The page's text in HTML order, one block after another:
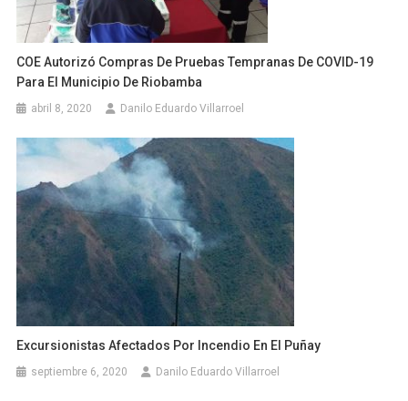
COE Autorizó Compras De Pruebas Tempranas De COVID-19
Para El Municipio De Riobamba
abril 8, 2020 Danilo Eduardo Villarroel
Excursionistas Afectados Por Incendio En El Puñay
septiembre 6, 2020 Danilo Eduardo Villarroel